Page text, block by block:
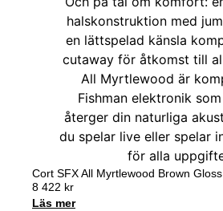
Cort SFX All Myrtlewood Brown Gloss
8 422 kr
Läs mer